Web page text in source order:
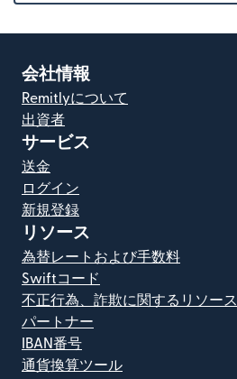
会社情報
Remitlyについて
出資者
サービス
送金
ログイン
新規登録
リソース
為替レートおよび手数料
Swiftコード
不正行為、詐欺に関するリソース
パートナー
IBAN番号
通貨換算ツール